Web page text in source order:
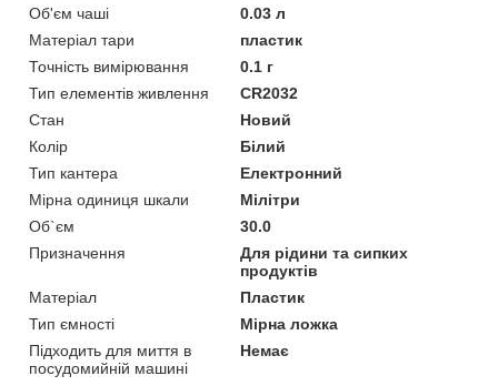
Об'єм чаші
0.03 л
Матеріал тари
пластик
Точність вимірювання
0.1 г
Тип елементів живлення
CR2032
Стан
Новий
Колір
Білий
Тип кантера
Електронний
Мірна одиниця шкали
Мілітри
Об`єм
30.0
Призначення
Для рідини та сипких
продуктів
Матеріал
Пластик
Тип ємності
Мірна ложка
Підходить для миття в
посудомийній машині
Немає